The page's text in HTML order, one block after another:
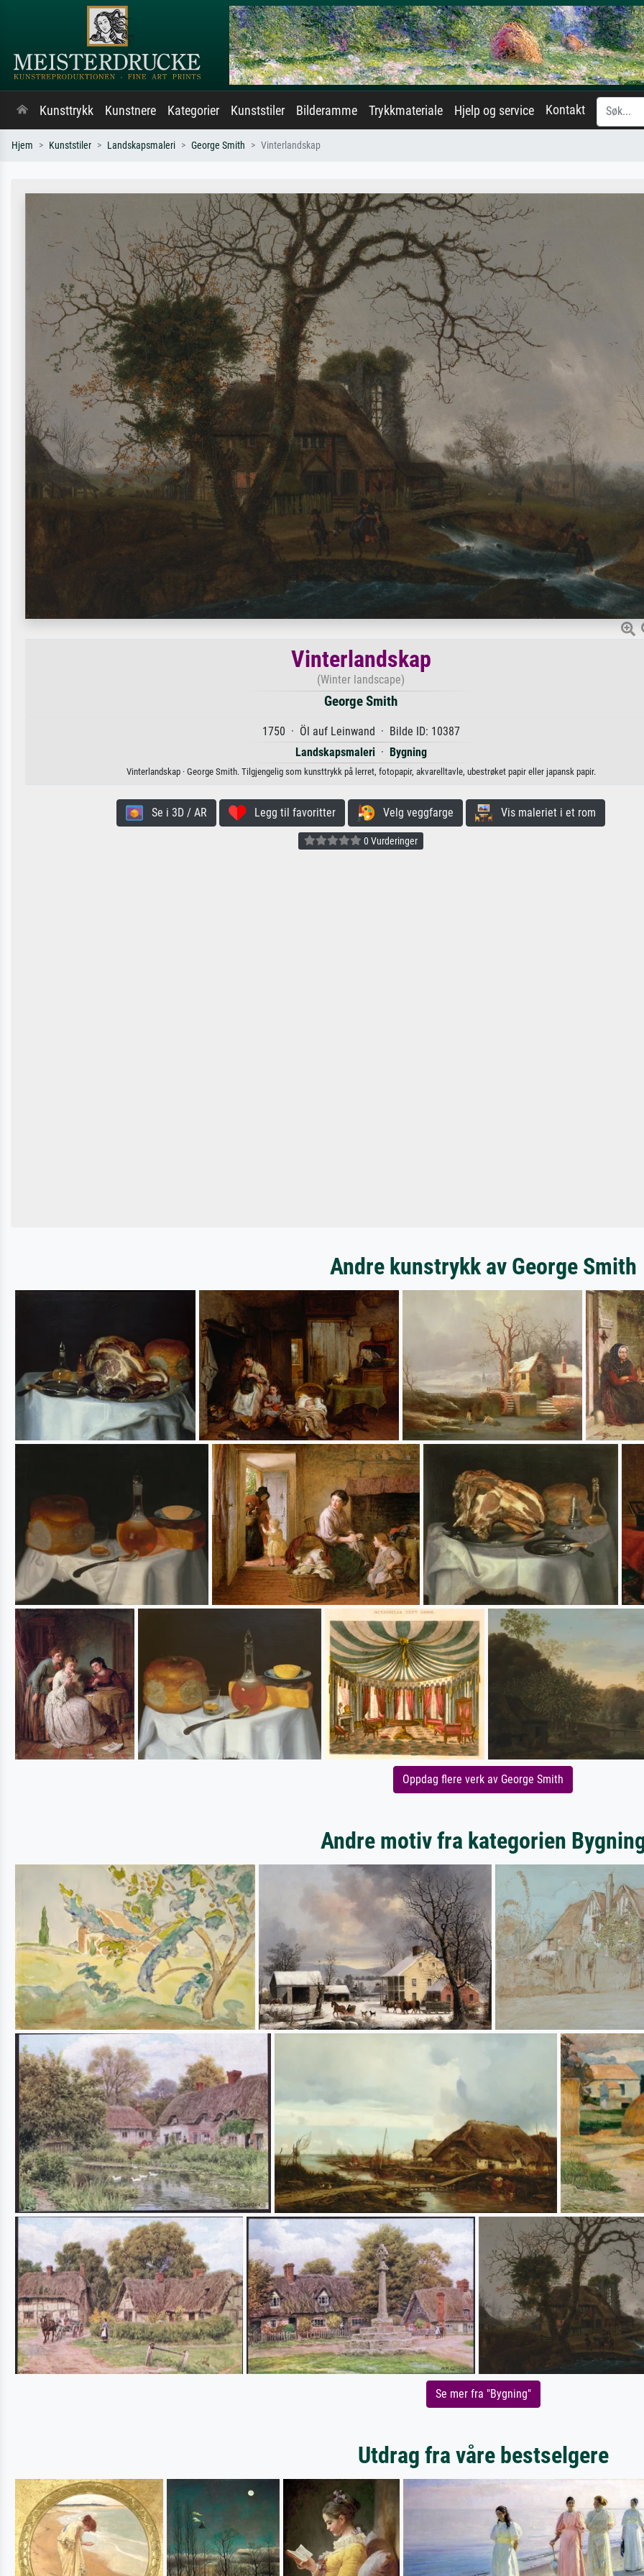
Kunsttrykk Kunstnere Kategorier Kunststiler Bilderamme Trykkmateriale Hjelp og service Kontakt
Hjem Kunststiler Landskapsmaleri George Smith Vinterlandskap
Vinterlandskap
(Winter landscape)
George Smith
1750 · Öl auf Leinwand · Bilde ID: 10387
Landskapsmaleri· Bygning
Vinterlandskap · George Smith. Tilgjengelig som kunsttrykk på lerret, fotopapir, akvarelltavle, ubestrøket papir eller japansk papir.
Se i 3D / AR Legg til favoritter Velg veggfarge Vis maleriet i et rom
0 Vurderinger
Andre kunstrykk av George Smith
Oppdag flere verk av George Smith
Andre motiv fra kategorien
Se mer fra "Bygning"
Utdrag fra våre bestselgere